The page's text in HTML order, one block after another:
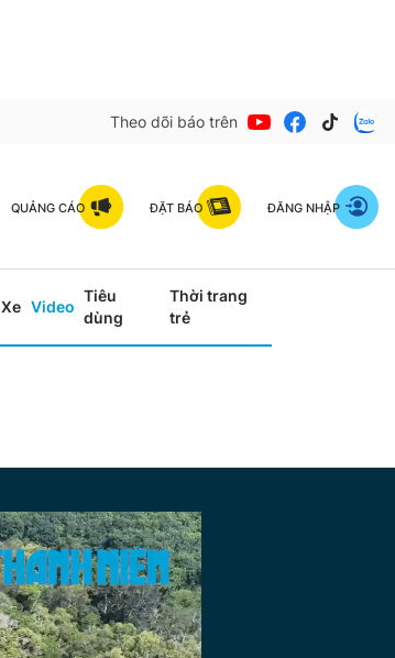
Theo dõi báo trên
QUẢNG CÁO ĐẶT BÁO ĐĂNG NHẬP
Xe Video
Tiêu
dùng
Thời trang
trẻ